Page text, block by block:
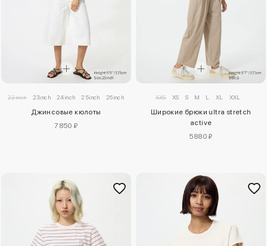
22inch 23inch 24inch 25inch 26inch 28inch 29inch 30inch 32inch
Джинсовые кюлоты
7850 ₽
XXS XS S M L XL XXL
Широкие брюки ultra stretch
active
5880 ₽